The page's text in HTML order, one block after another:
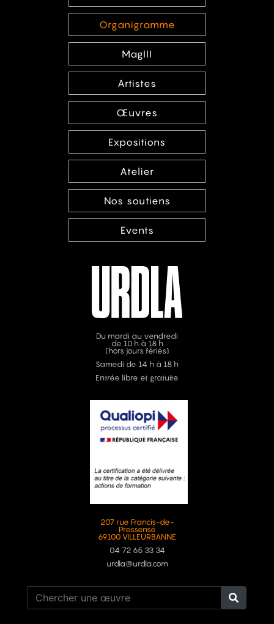
Organigramme
MagIII
Artistes
Œuvres
Expositions
Atelier
Nos soutiens
Events
Du mardi au vendredi
de 10 h à 18 h
(hors jours fériés)
Samedi de 14 h à 18 h
Entrée libre et gratuite
207 rue Francis-de-
Pressensé
69100 VILLEURBANNE
04 72 65 33 34
urdla@urdla.com